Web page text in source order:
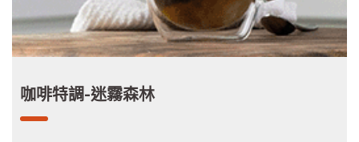
咖啡特調-迷霧森林